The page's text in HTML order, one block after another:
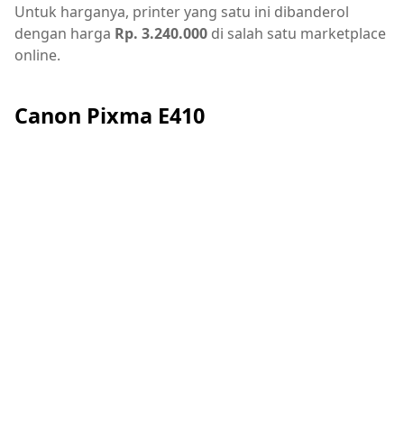
Untuk harganya, printer yang satu ini dibanderol
dengan harga Rp. 3.240.000 di salah satu marketplace
online.
Canon Pixma E410